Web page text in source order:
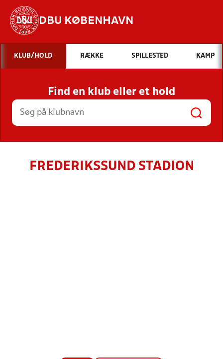
DBU KØBENHAVN
Hvad vil du søge efter?
INDHOLD OG NYHEDER
STILLINGER, RESULTATER, KLUBBER OG
HOLD
KLUB/HOLD RÆKKE SPILLESTED KAMP
Find en klub eller et hold
FREDERIKSSUND STADION